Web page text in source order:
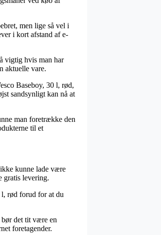
men lige så vel i
i kort afstand af e-
vigtig hvis man har
aktuelle vare.
Baseboy, 30 l, rød,
sandsynligt kan nå at
man foretrække den
til et
kunne lade være
gratis levering.
l, rød forud for at du
det tit være en
foretagender.